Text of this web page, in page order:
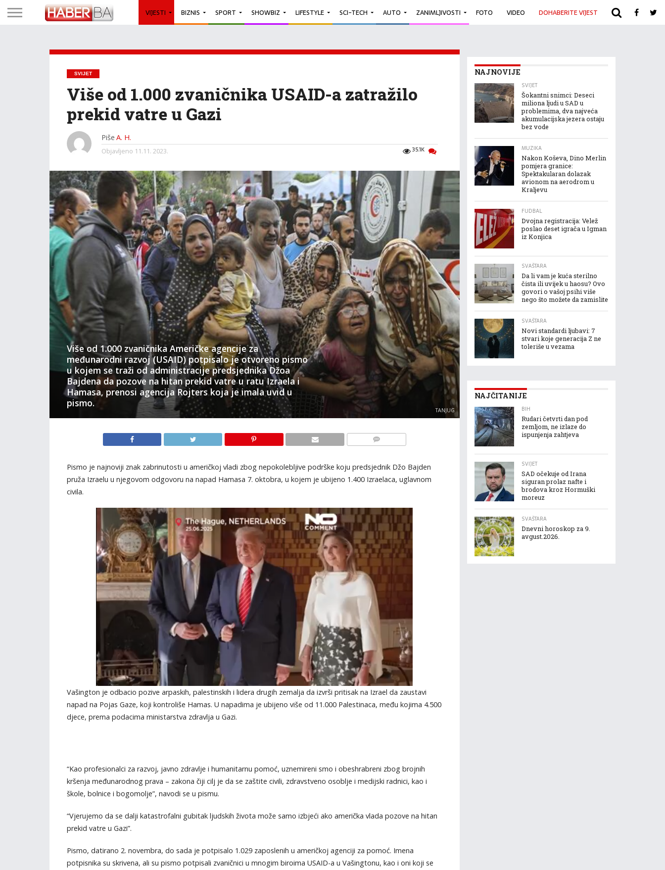
VIJESTI BIZNIS SPORT SHOWBIZ LIFESTYLE SCI-TECH AUTO ZANIMLJIVOSTI FOTO VIDEO DOHABERITE VIJEST ARHIVA
SVIJET
Više od 1.000 zvaničnika USAID-a zatražilo
prekid vatre u Gazi
Piše A. H.
35.1K
Objavljeno 11.11. 2023.
Više od 1.000 zvaničnika Američke agencije za
međunarodni razvoj (USAID) potpisalo je otvoreno pismo
u kojem se traži od administracije predsjednika Džoa
Bajdena da pozove na hitan prekid vatre u ratu Izraela i
Hamasa, prenosi agencija Rojters koja je imala uvid u
pismo.
TANJUG
Pismo je najnoviji znak zabrinutosti u američkoj vladi zbog nepokolebljive podrške koju predsjednik Džo Bajden
pruža Izraelu u njegovom odgovoru na napad Hamasa 7. oktobra, u kojem je ubijeno 1.400 Izraelaca, uglavnom
civila.
Vašington je odbacio pozive arpaskih, palestinskih i lidera drugih zemalja da izvrši pritisak na Izrael da zaustavi
napad na Pojas Gaze, koji kontroliše Hamas. U napadima je ubijeno više od 11.000 Palestinaca, među kojima 4.500
djece, prema podacima ministarstva zdravlja u Gazi.
“Kao profesionalci za razvoj, javno zdravlje i humanitarnu pomoć, uznemireni smo i obeshrabreni zbog brojnih
kršenja međunarodnog prava – zakona čiji cilj je da se zaštite civili, zdravstveno osoblje i medijski radnici, kao i
škole, bolnice i bogomolje”, navodi se u pismu.
“Vjerujemo da se dalji katastrofalni gubitak ljudskih života može samo izbjeći ako američka vlada pozove na hitan
prekid vatre u Gazi”.
Pismo, datirano 2. novembra, do sada je potpisalo 1.029 zaposlenih u američkoj agenciji za pomoć. Imena
potpisnika su skrivena, ali su pismo potpisali zvaničnici u mnogim biroima USAID-a u Vašingtonu, kao i oni koji se
NAJNOVIJE
SVIJET
Šokantni snimci: Deseci
miliona ljudi u SAD u
problemima, dva najveća
akumulacijska jezera ostaju
bez vode
MUZIKA
Nakon Koševa, Dino Merlin
pomjera granice:
Spektakularan dolazak
avionom na aerodrom u
Kraljevu
FUDBAL
Dvojna registracija: Velež
poslao deset igrača u Igman
iz Konjica
SVAŠTARA
Da li vam je kuća sterilno
čista ili uvijek u haosu? Ovo
govori o vašoj psihi više
nego što možete da zamislite
SVAŠTARA
Novi standardi ljubavi: 7
stvari koje generacija Z ne
toleriše u vezama
NAJČITANIJE
BIH
Rudari četvrti dan pod
zemljom, ne izlaze do
ispunjenja zahtjeva
SVIJET
SAD očekuje od Irana
siguran prolaz nafte i
brodova kroz Hormuški
moreuz
SVAŠTARA
Dnevni horoskop za 9.
avgust.2026.